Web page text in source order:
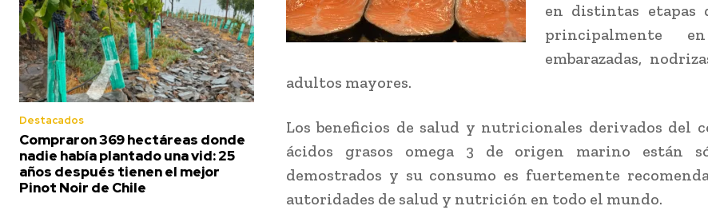
Destacados
Compraron 369 hectáreas donde
nadie había plantado una vid: 25
años después tienen el mejor
Pinot Noir de Chile
en distintas etapas
principalmente
embarazadas,
adultos mayores.
Los beneficios de salud y nutricionales derivados del
ácidos grasos omega 3 de origen marino están
demostrados y su consumo es fuertemente
autoridades de salud y nutrición en todo el mundo.